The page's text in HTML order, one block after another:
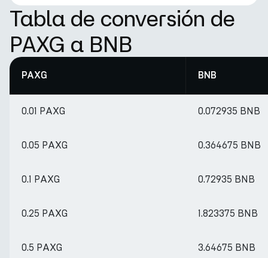
Tabla de conversión de
PAXG a BNB
PAXG BNB
0.01 PAXG 0.072935 BNB
0.05 PAXG 0.364675 BNB
0.1 PAXG 0.72935 BNB
0.25 PAXG 1.823375 BNB
0.5 PAXG 3.64675 BNB